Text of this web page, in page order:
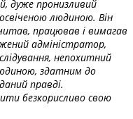
дуже пронизливий
людиною. Він
працював і вимагав
адміністратор,
непохитний
здатним до
правді.
безкорисливо свою